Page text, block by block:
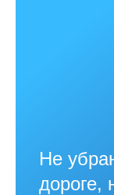
Не
дороге,